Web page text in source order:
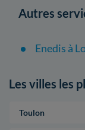
Autres
Enedis à
Les villes les
Toulon